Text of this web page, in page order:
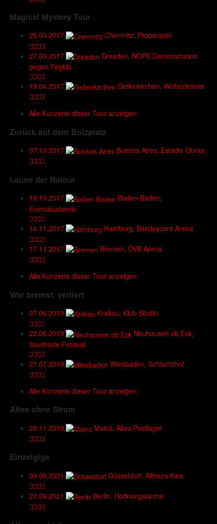
Magical Mystery Tour
26.03.2017 Chemnitz, Proberaum
27.03.2017
Dresden, NOPE Demonstration
gegen Pegida
19.04.2017
Geilenkirchen, Wohnzimmer
Alle Konzerte dieser Tour anzeigen
Zurück auf dem Bolzplatz
07.10.2017 Buenos Aires, Estadio Obras
Laune der Natour
19.10.2017
Baden-Baden,
Eventakademie
14.11.2017
Hamburg, Barclaycard Arena
17.11.2017 Bremen, ÖVB Arena
Alle Konzerte dieser Tour anzeigen
Wer bremst, verliert
07.06.2019 Krakau, Klub Studio
22.06.2019
Neuhausen ob Eck,
Southside Festival
27.07.2019
Wiesbaden, Schlachthof
Alle Konzerte dieser Tour anzeigen
Alles ohne Strom
28.11.2019 Mainz, Altes Postlager
Einzelgigs
09.08.2021 Düsseldorf, Alltours Kino
22.09.2021 Berlin, Hoffnungskirche